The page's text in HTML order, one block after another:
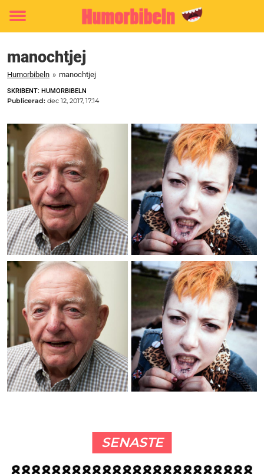
Toggle
manochtjej
Humorbibeln » manochtjej
SKRIBENT: HUMORBIBELN
Publicerad: dec 12, 2017, 17:14
SENASTE